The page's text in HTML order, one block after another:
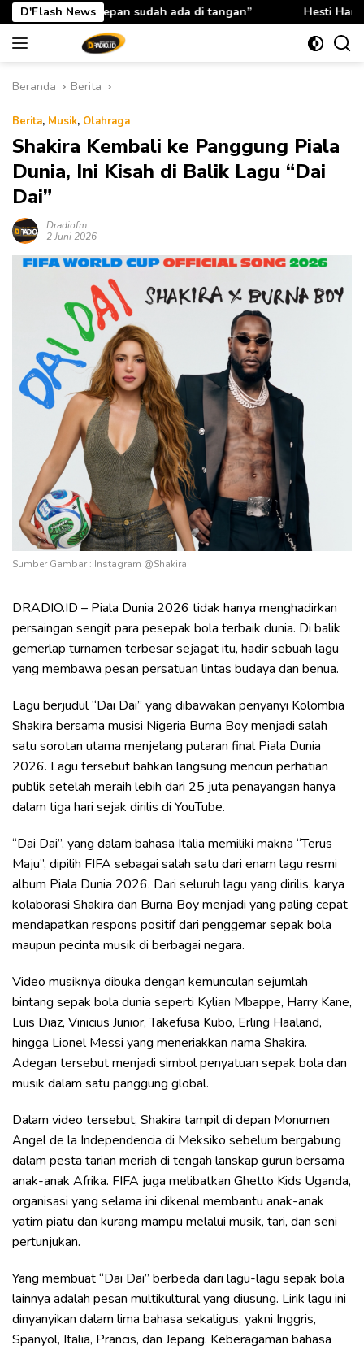
Langsung
ke
konten
D'Flash News
ada di tangan” Hesti Haris: Rabu Berkah TP PKK
Beranda Berita
Berita, Musik, Olahraga
Shakira Kembali ke Panggung Piala
Dunia, Ini Kisah di Balik Lagu “Dai
Dai”
Dradiofm
2 Juni 2026
Sumber Gambar : Instagram @Shakira
DRADIO.ID – Piala Dunia 2026 tidak hanya menghadirkan
persaingan sengit para pesepak bola terbaik dunia. Di balik
gemerlap turnamen terbesar sejagat itu, hadir sebuah lagu
yang membawa pesan persatuan lintas budaya dan benua.
Lagu berjudul “Dai Dai” yang dibawakan penyanyi Kolombia
Shakira bersama musisi Nigeria Burna Boy menjadi salah
satu sorotan utama menjelang putaran final Piala Dunia
2026. Lagu tersebut bahkan langsung mencuri perhatian
publik setelah meraih lebih dari 25 juta penayangan hanya
dalam tiga hari sejak dirilis di YouTube.
“Dai Dai”, yang dalam bahasa Italia memiliki makna “Terus
Maju”, dipilih FIFA sebagai salah satu dari enam lagu resmi
album Piala Dunia 2026. Dari seluruh lagu yang dirilis, karya
kolaborasi Shakira dan Burna Boy menjadi yang paling cepat
mendapatkan respons positif dari penggemar sepak bola
maupun pecinta musik di berbagai negara.
Video musiknya dibuka dengan kemunculan sejumlah
bintang sepak bola dunia seperti Kylian Mbappe, Harry Kane,
Luis Diaz, Vinicius Junior, Takefusa Kubo, Erling Haaland,
hingga Lionel Messi yang meneriakkan nama Shakira.
Adegan tersebut menjadi simbol penyatuan sepak bola dan
musik dalam satu panggung global.
Dalam video tersebut, Shakira tampil di depan Monumen
Angel de la Independencia di Meksiko sebelum bergabung
dalam pesta tarian meriah di tengah lanskap gurun bersama
anak-anak Afrika. FIFA juga melibatkan Ghetto Kids Uganda,
organisasi yang selama ini dikenal membantu anak-anak
yatim piatu dan kurang mampu melalui musik, tari, dan seni
pertunjukan.
Yang membuat “Dai Dai” berbeda dari lagu-lagu sepak bola
lainnya adalah pesan multikultural yang diusung. Lirik lagu ini
dinyanyikan dalam lima bahasa sekaligus, yakni Inggris,
Spanyol, Italia, Prancis, dan Jepang. Keberagaman bahasa